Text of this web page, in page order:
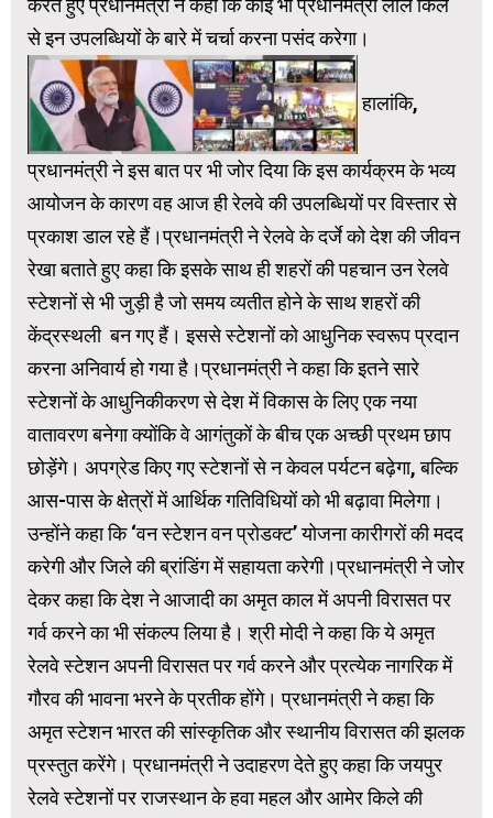
करते हुए प्रधानमंत्री ने कहा कि कोई भी प्रधानमंत्री लाल किले
से इन उपलब्धियों के बारे में चर्चा करना पसंद करेगा।
हालांकि,
प्रधानमंत्री ने इस बात पर भी जोर दिया कि इस कार्यक्रम के भव्य
आयोजन के कारण वह आज ही रेलवे की उपलब्धियों पर विस्तार से
प्रकाश डाल रहे हैं।प्रधानमंत्री ने रेलवे के दर्जे को देश की जीवन
रेखा बताते हुए कहा कि इसके साथ ही शहरों की पहचान उन रेलवे
स्टेशनों से भी जुड़ी है जो समय व्‍यतीत होने के साथ शहरों की
केंद्रस्‍थली बन गए हैं। इससे स्टेशनों को आधुनिक स्वरूप प्रदान
करना अनिवार्य हो गया है।प्रधानमंत्री ने कहा कि इतने सारे
स्टेशनों के आधुनिकीकरण से देश में विकास के लिए एक नया
वातावरण बनेगा क्योंकि वे आगंतुकों के बीच एक अच्छी प्रथम छाप
छोड़ेंगे। अपग्रेड किए गए स्टेशनों से न केवल पर्यटन बढ़ेगा, बल्कि
आस-पास के क्षेत्रों में आर्थिक गतिविधियों को भी बढ़ावा मिलेगा।
उन्होंने कहा कि ‘वन स्टेशन वन प्रोडक्ट’ योजना कारीगरों की मदद
करेगी और जिले की ब्रांडिंग में सहायता करेगी।प्रधानमंत्री ने जोर
देकर कहा कि देश ने आजादी का अमृत काल में अपनी विरासत पर
गर्व करने का भी संकल्प लिया है। श्री मोदी ने कहा कि ये अमृत
रेलवे स्‍टेशन अपनी विरासत पर गर्व करने और प्रत्‍येक नागरिक में
गौरव की भावना भरने के प्रतीक होंगे। प्रधानमंत्री ने कहा कि
अमृत स्‍टेशन भारत की सांस्‍कृतिक और स्‍थानीय विरासत की झलक
प्रस्‍तुत करेंगे। प्रधानमंत्री ने उदाहरण देते हुए कहा कि जयपुर
रेलवे स्टेशनों पर राजस्थान के हवा महल और आमेर किले की